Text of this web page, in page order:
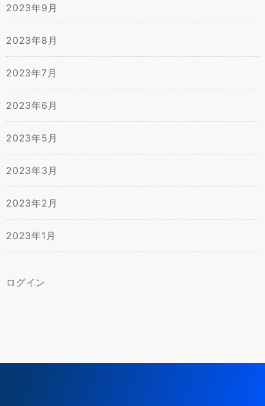
2023年9月
2023年8月
2023年7月
2023年6月
2023年5月
2023年3月
2023年2月
2023年1月
ログイン